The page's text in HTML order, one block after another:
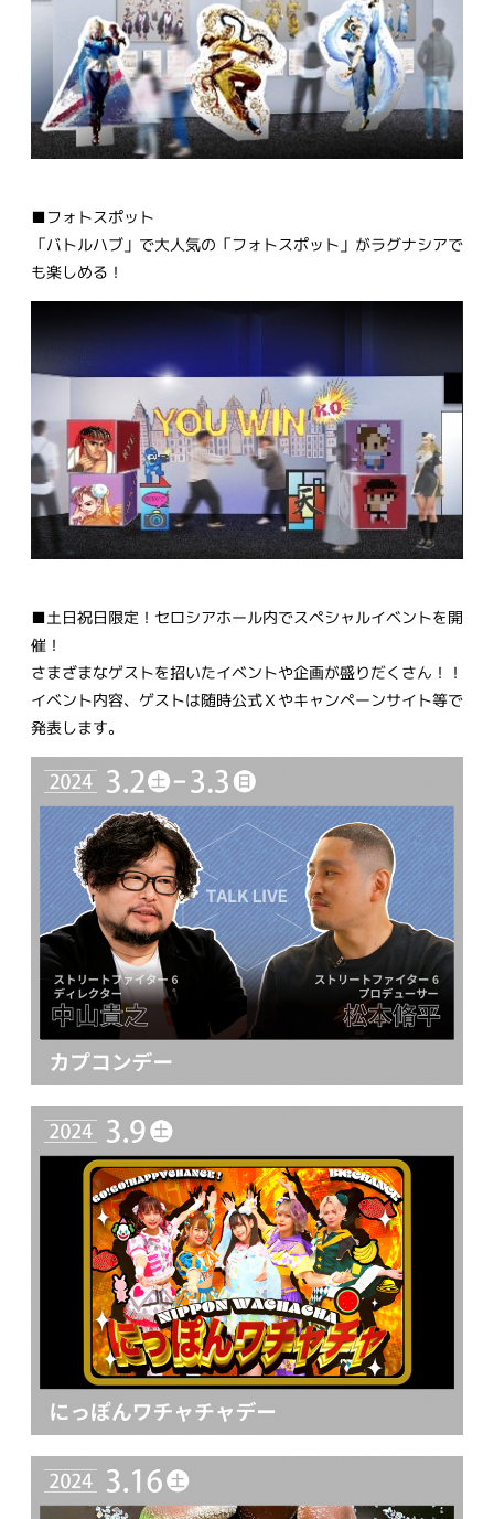
■フォトスポット
「バトルハブ」で大人気の「フォトスポット」がラグナシアで
も楽しめる！
■土日祝日限定！セロシアホール内でスペシャルイベントを開
催！
さまざまなゲストを招いたイベントや企画が盛りだくさん！！
イベント内容、ゲストは随時公式Ｘやキャンペーンサイト等で
発表します。